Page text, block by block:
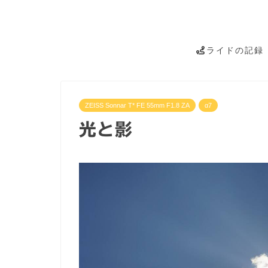
ライドの記録
ZEISS Sonnar T* FE 55mm F1.8 ZA α7
光と影